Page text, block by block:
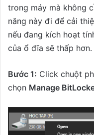
trong máy mà không
năng này đi để cải
nếu đang kích hoạt
của ổ đĩa sẽ thấp hơn.
Bước 1: Click chuột
chọn Manage